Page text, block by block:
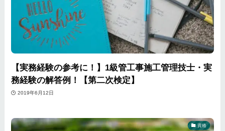
【実務経験の参考に！】1級管工事施工管理技士・実
務経験の解答例！【第二次検定】
2019年6月12日
資格